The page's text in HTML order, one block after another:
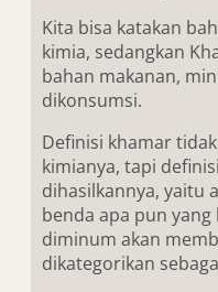
Kita bisa katakan
kimia, sedangkan
bahan makanan,
dikonsumsi.
Definisi khamar
kimianya, tapi
dihasilkannya, yaitu
benda apa pun
diminum akan
dikategorikan